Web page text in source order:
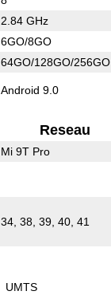
2.84 GHz
6GO/8GO
64GO/128GO/256GO
Android 9.0
Reseau
Mi 9T Pro
34, 38, 39, 40, 41
UMTS